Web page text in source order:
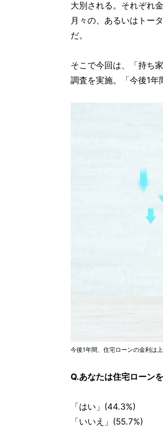
大別される。それぞれ
月々の、あるいはトー
だ。
そこで今回は、「持ち
調査を実施。「今後1年
今後1年間、住宅ローンの金利は
Q.あなたは住宅ローン
「はい」(44.3%)
「いいえ」(55.7%)